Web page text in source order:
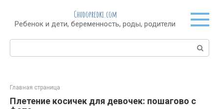
контенту
Chudopredki.com
Ребенок и дети, беременность, роды, родители
Поиск:
Главная страница
Плетение косичек для девочек: пошагово с